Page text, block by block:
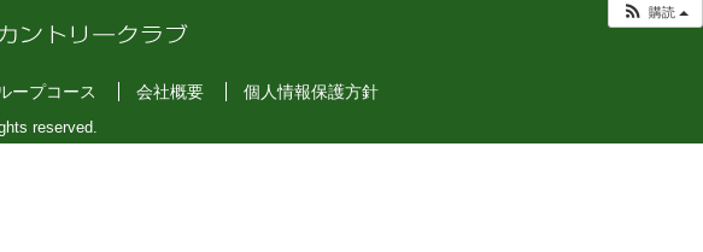
購読
ープコース 会社概要 個人情報保護方針
reserved.